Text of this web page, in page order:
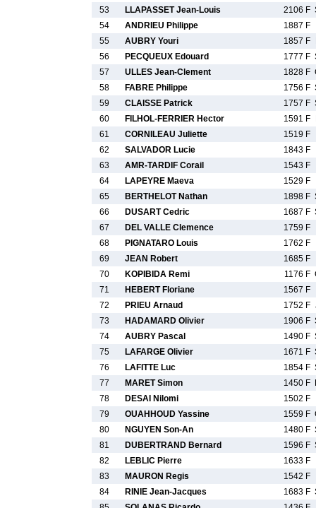
53
LLAPASSET Jean-Louis 2106 F
54
ANDRIEU Philippe
1887 F
55
AUBRY Youri 1857 F
56
PECQUEUX Edouard 1777 F
57
ULLES Jean-Clement 1828 F
58
FABRE Philippe 1756 F
59
CLAISSE Patrick 1757 F
60
FILHOL-FERRIER Hector 1591 F
61
CORNILEAU Juliette 1519 F
62
SALVADOR Lucie
1843 F
63
AMR-TARDIF Corail 1543 F
64
LAPEYRE Maeva
1529 F
65
BERTHELOT Nathan 1898 F
66
DUSART Cedric 1687 F
67
DEL VALLE Clemence 1759 F
68
PIGNATARO Louis
1762 F
69
JEAN Robert
1685 F
70
KOPIBIDA Remi 1176 F
71
HEBERT Floriane
1567 F
72
PRIEU Arnaud 1752 F
73
HADAMARD Olivier 1906 F
74
AUBRY Pascal 1490 F
75
LAFARGE Olivier 1671 F
76
LAFITTE Luc 1854 F
77
MARET Simon 1450 F
78
DESAI Nilomi 1502 F
79
OUAHHOUD Yassine 1559 F
80
NGUYEN Son-An 1480 F
81
DUBERTRAND Bernard 1596 F
82
LEBLIC Pierre
1633 F
83
MAURON Regis
1542 F
84
RINIE Jean-Jacques 1683 F